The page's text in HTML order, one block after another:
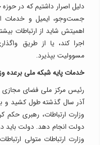
دلیل اصرار داشتیم که در
جست‌وجو، ایمیل و خدمات
اهمیتش شاید از ارتباطات
اجرا کند، یا از طریق
مسوولیت بپذیرد.
خدمات پایه شبکه ملی برعده
وزارت ارتباطات، رهبری حکم
دولت انجام دهد. دولت باید
وزارت ارتباطات متولی